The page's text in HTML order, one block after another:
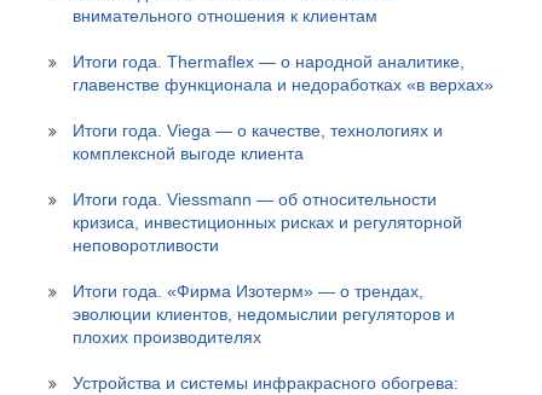
внимательного отношения к клиентам
Итоги года. Thermaflex — о народной аналитике,
главенстве функционала и недоработках «в верхах»
Итоги года. Viega — о качестве, технологиях и
комплексной выгоде клиента
Итоги года. Viessmann — об относительности
кризиса, инвестиционных рисках и регуляторной
неповоротливости
Итоги года. «Фирма Изотерм» — о трендах,
эволюции клиентов, недомыслии регуляторов и
плохих производителях
Устройства и системы инфракрасного обогрева: